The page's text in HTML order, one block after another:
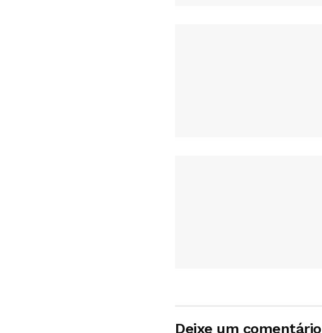
Deixe um comentário